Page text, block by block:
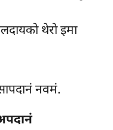
थेरो इमा
नवमं.